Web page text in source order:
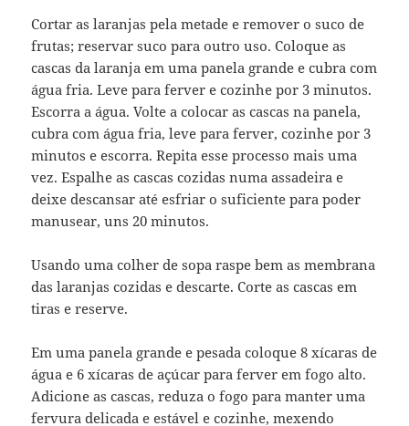
Cortar as laranjas pela metade e remover o suco de
frutas; reservar suco para outro uso. Coloque as
cascas da laranja em uma panela grande e cubra com
água fria. Leve para ferver e cozinhe por 3 minutos.
Escorra a água. Volte a colocar as cascas na panela,
cubra com água fria, leve para ferver, cozinhe por 3
minutos e escorra. Repita esse processo mais uma
vez. Espalhe as cascas cozidas numa assadeira e
deixe descansar até esfriar o suficiente para poder
manusear, uns 20 minutos.
Usando uma colher de sopa raspe bem as membrana
das laranjas cozidas e descarte. Corte as cascas em
tiras e reserve.
Em uma panela grande e pesada coloque 8 xícaras de
água e 6 xícaras de açúcar para ferver em fogo alto.
Adicione as cascas, reduza o fogo para manter uma
fervura delicada e estável e cozinhe, mexendo